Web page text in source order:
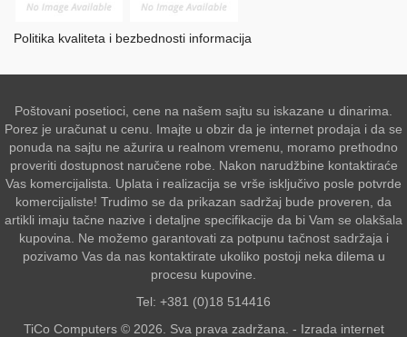
Politika kvaliteta i bezbednosti informacija
Poštovani posetioci, cene na našem sajtu su iskazane u dinarima.
Porez je uračunat u cenu. Imajte u obzir da je internet prodaja i da se
ponuda na sajtu ne ažurira u realnom vremenu, moramo prethodno
proveriti dostupnost naručene robe. Nakon narudžbine kontaktiraće
Vas komercijalista. Uplata i realizacija se vrše isključivo posle potvrde
komercijaliste! Trudimo se da prikazan sadržaj bude proveren, da
artikli imaju tačne nazive i detaljne specifikacije da bi Vam se olakšala
kupovina. Ne možemo garantovati za potpunu tačnost sadržaja i
pozivamo Vas da nas kontaktirate ukoliko postoji neka dilema u
procesu kupovine.
Tel: +381 (0)18 514416
TiCo Computers © 2026. Sva prava zadržana. - Izrada internet